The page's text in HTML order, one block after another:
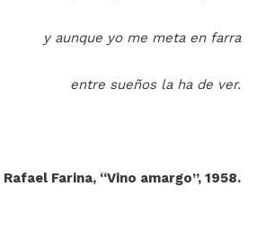
y aunque yo me meta en farra
entre sueños la ha de ver.
Rafael Farina, “Vino amargo”, 1958.